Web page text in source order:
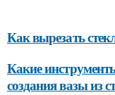
Как вырезать
Какие
создания вазы из